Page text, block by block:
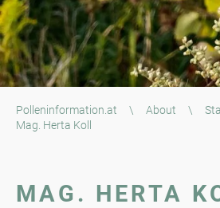
Polleninformation.at \ About \
Mag. Herta Koll
MAG. HERTA